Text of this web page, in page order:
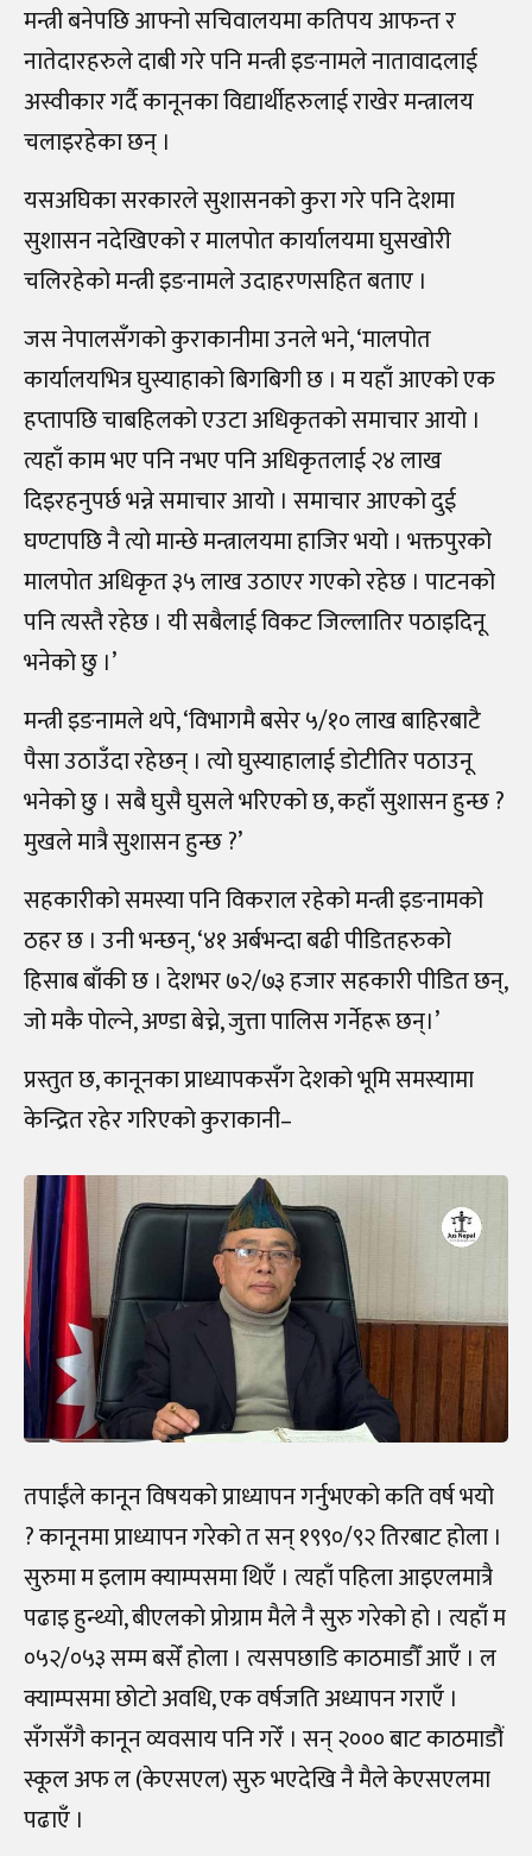
मन्त्री बनेपछि आफ्नो सचिवालयमा कतिपय आफन्त र
नातेदारहरुले दाबी गरे पनि मन्त्री इङनामले नातावादलाई
अस्वीकार गर्दै कानूनका विद्यार्थीहरुलाई राखेर मन्त्रालय
चलाइरहेका छन् ।
यसअघिका सरकारले सुशासनको कुरा गरे पनि देशमा
सुशासन नदेखिएको र मालपोत कार्यालयमा घुसखोरी
चलिरहेको मन्त्री इङनामले उदाहरणसहित बताए ।
जस नेपालसँगको कुराकानीमा उनले भने, ‘मालपोत
कार्यालयभित्र घुस्याहाको बिगबिगी छ । म यहाँ आएको एक
हप्तापछि चाबहिलको एउटा अधिकृतको समाचार आयो ।
त्यहाँ काम भए पनि नभए पनि अधिकृतलाई २४ लाख
दिइरहनुपर्छ भन्ने समाचार आयो । समाचार आएको दुई
घण्टापछि नै त्यो मान्छे मन्त्रालयमा हाजिर भयो । भक्तपुरको
मालपोत अधिकृत ३५ लाख उठाएर गएको रहेछ । पाटनको
पनि त्यस्तै रहेछ । यी सबैलाई विकट जिल्लातिर पठाइदिनू
भनेको छु ।’
मन्त्री इङनामले थपे, ‘विभागमै बसेर ५/१० लाख बाहिरबाटै
पैसा उठाउँदा रहेछन् । त्यो घुस्याहालाई डोटीतिर पठाउनू
भनेको छु । सबै घुसै घुसले भरिएको छ, कहाँ सुशासन हुन्छ ?
मुखले मात्रै सुशासन हुन्छ ?’
सहकारीको समस्या पनि विकराल रहेको मन्त्री इङनामको
ठहर छ । उनी भन्छन्, ‘४१ अर्बभन्दा बढी पीडितहरुको
हिसाब बाँकी छ । देशभर ७२/७३ हजार सहकारी पीडित छन्,
जो मकै पोल्ने, अण्डा बेच्ने, जुत्ता पालिस गर्नेहरू छन्।’
प्रस्तुत छ, कानूनका प्राध्यापकसँग देशको भूमि समस्यामा
केन्द्रित रहेर गरिएको कुराकानी–
तपाईंले कानून विषयको प्राध्यापन गर्नुभएको कति वर्ष भयो
? कानूनमा प्राध्यापन गरेको त सन् १९९०/९२ तिरबाट होला ।
सुरुमा म इलाम क्याम्पसमा थिएँ । त्यहाँ पहिला आइएलमात्रै
पढाइ हुन्थ्यो, बीएलको प्रोग्राम मैले नै सुरु गरेको हो । त्यहाँ म
०५२/०५३ सम्म बसेँ होला । त्यसपछाडि काठमाडौँ आएँ । ल
क्याम्पसमा छोटो अवधि, एक वर्षजति अध्यापन गराएँ ।
सँगसँगै कानून व्यवसाय पनि गरेँ । सन् २००० बाट काठमाडौं
स्कूल अफ ल (केएसएल) सुरु भएदेखि नै मैले केएसएलमा
पढाएँ ।